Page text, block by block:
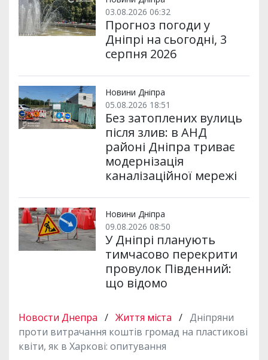
03.08.2026 06:32
Прогноз погоди у
Дніпрі на сьогодні, 3
серпня 2026
Новини Дніпра
05.08.2026 18:51
Без затоплених вулиць
після злив: в АНД
районі Дніпра триває
модернізація
каналізаційної мережі
Новини Дніпра
09.08.2026 08:50
У Дніпрі планують
тимчасово перекрити
провулок Південний:
що відомо
Новости Днепра / Життя міста / Дніпряни
проти витрачання коштів громад на пластикові
квіти, як в Харкові: опитування